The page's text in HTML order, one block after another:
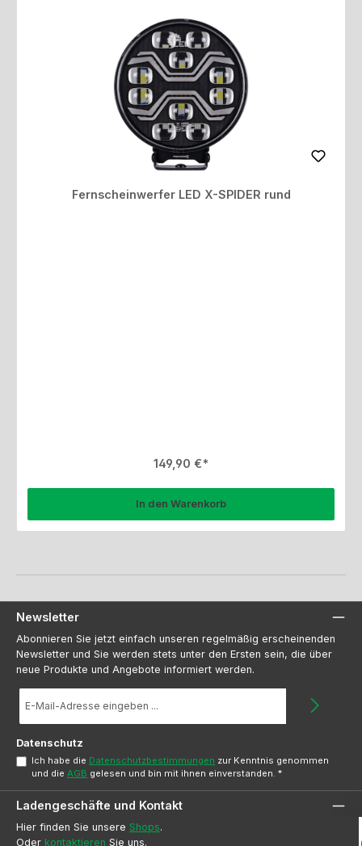
Fernscheinwerfer LED X-SPIDER rund
Regulärer Preis:
149,90 €
In den Warenkorb
Newsletter
Abonnieren Sie jetzt einfach unseren regelmäßig erscheinenden
Newsletter und Sie werden stets unter den Ersten sein, die über
neue Produkte und Angebote informiert werden.
Mail-
Datenschutz
Ich habe die Datenschutzbestimmungen zur Kenntnis genommen
und dieAGB gelesen und bin mit ihnen einverstanden.*
Ladengeschäfte und Kontakt
Hier finden Sie unsere Shops.
Oder kontaktieren Sie uns.